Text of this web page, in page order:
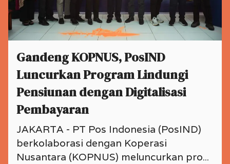
Gandeng KOPNUS, PosIND
Luncurkan Program Lindungi
Pensiunan dengan Digitalisasi
Pembayaran
JAKARTA - PT Pos Indonesia (PosIND)
berkolaborasi dengan Koperasi
Nusantara (KOPNUS) meluncurkan pro...